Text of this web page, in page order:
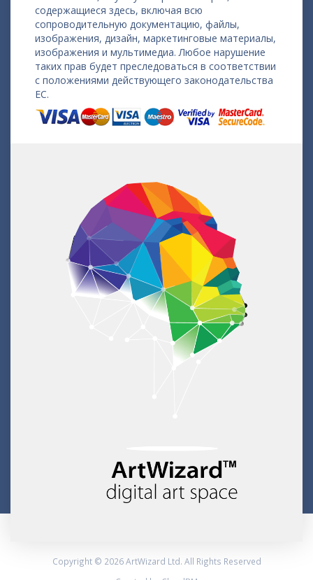
содержащиеся здесь, включая всю
сопроводительную документацию, файлы,
изображения, дизайн, маркетинговые материалы,
изображения и мультимедиа. Любое нарушение
таких прав будет преследоваться в соответствии
с положениями действующего законодательства
ЕС.
Copyright © 2026 ArtWizard Ltd. All Rights Reserved